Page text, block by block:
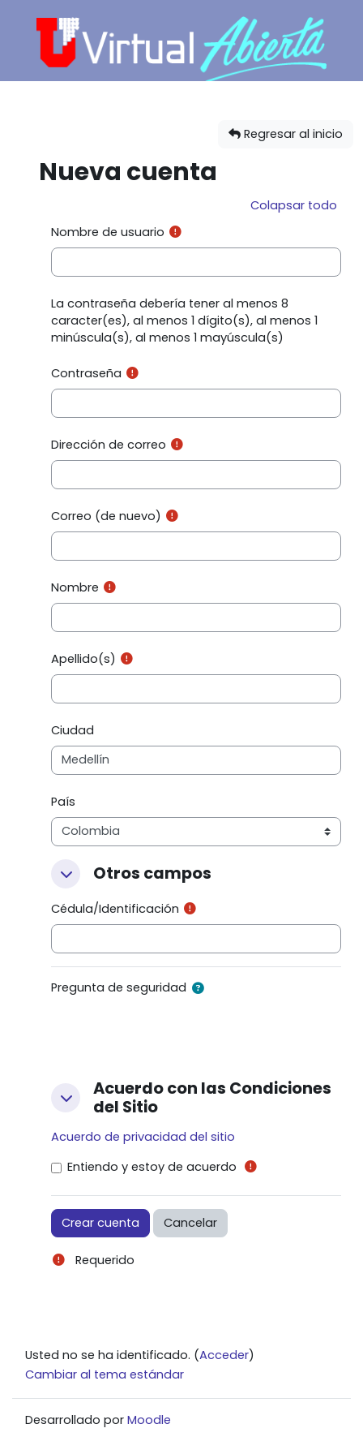
Regresar al inicio
Nueva cuenta
Colapsar todo
Nombre de usuario
La contraseña debería tener al menos 8
caracter(es), al menos 1 dígito(s), al menos 1
minúscula(s), al menos 1 mayúscula(s)
Contraseña
Dirección de correo
Correo (de nuevo)
Nombre
Apellido(s)
Ciudad
País
Otros campos
Otros campos
Otros campos
Cédula/Identificación
Pregunta de seguridad
Acuerdo con las Condiciones del Sitio
Acuerdo con las Condiciones del Sitio
Acuerdo con las Condiciones
del Sitio
Acuerdo de privacidad del sitio
Entiendo y estoy de acuerdo
Requerido
Usted no se ha identificado. (Acceder)
Cambiar al tema estándar
Desarrollado por Moodle